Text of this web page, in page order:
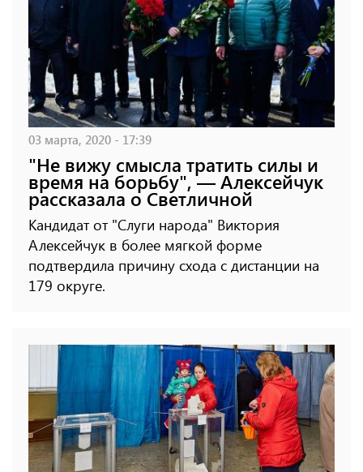
03 марта, 2020 - 17:39
"Не вижу смысла тратить силы и
время на борьбу", — Алексейчук
рассказала о Светличной
Кандидат от "Слуги народа" Виктория
Алексейчук в более мягкой форме
подтвердила причину схода с дистанции на
179 округе.